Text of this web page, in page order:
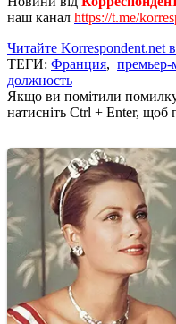
наш канал https://t.me/
Читайте Korrespondent.net
ТЕГИ: Франция,
должность
Якщо ви помітили помилку,
натисніть Ctrl + Enter, щоб